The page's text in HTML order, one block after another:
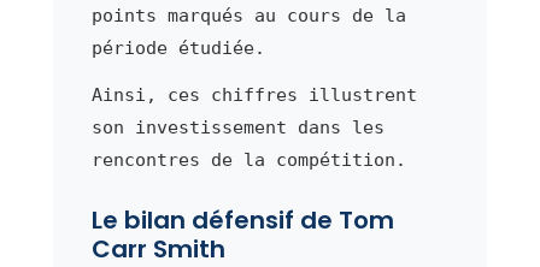
points marqués au cours de la
période étudiée.
Ainsi, ces chiffres illustrent
son investissement dans les
rencontres de la compétition.
Le bilan défensif de Tom
Carr Smith